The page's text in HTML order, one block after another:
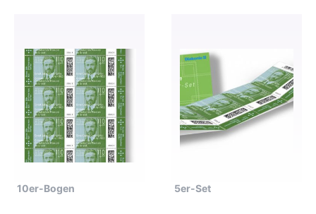
10er-Bogen 5er-Set